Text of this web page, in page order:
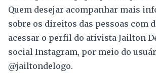
Quem desejar acompanhar mais
sobre os direitos das pessoas com
acessar o perfil do ativista Jailton
social Instagram, por meio do
@jailtondelogo.